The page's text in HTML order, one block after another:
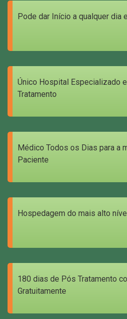
Pode dar Início a qualquer dia
Único Hospital Especializado
Tratamento
Médico Todos os Dias para a
Paciente
Hospedagem do mais alto
180 dias de Pós Tratamento
Gratuitamente